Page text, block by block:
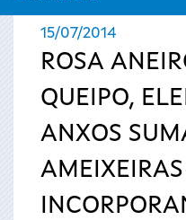
Se
encuentra
usted
aquí
15/07/2014
ROSA
QUEIPO,
ANXOS
AMEIXEIRAS